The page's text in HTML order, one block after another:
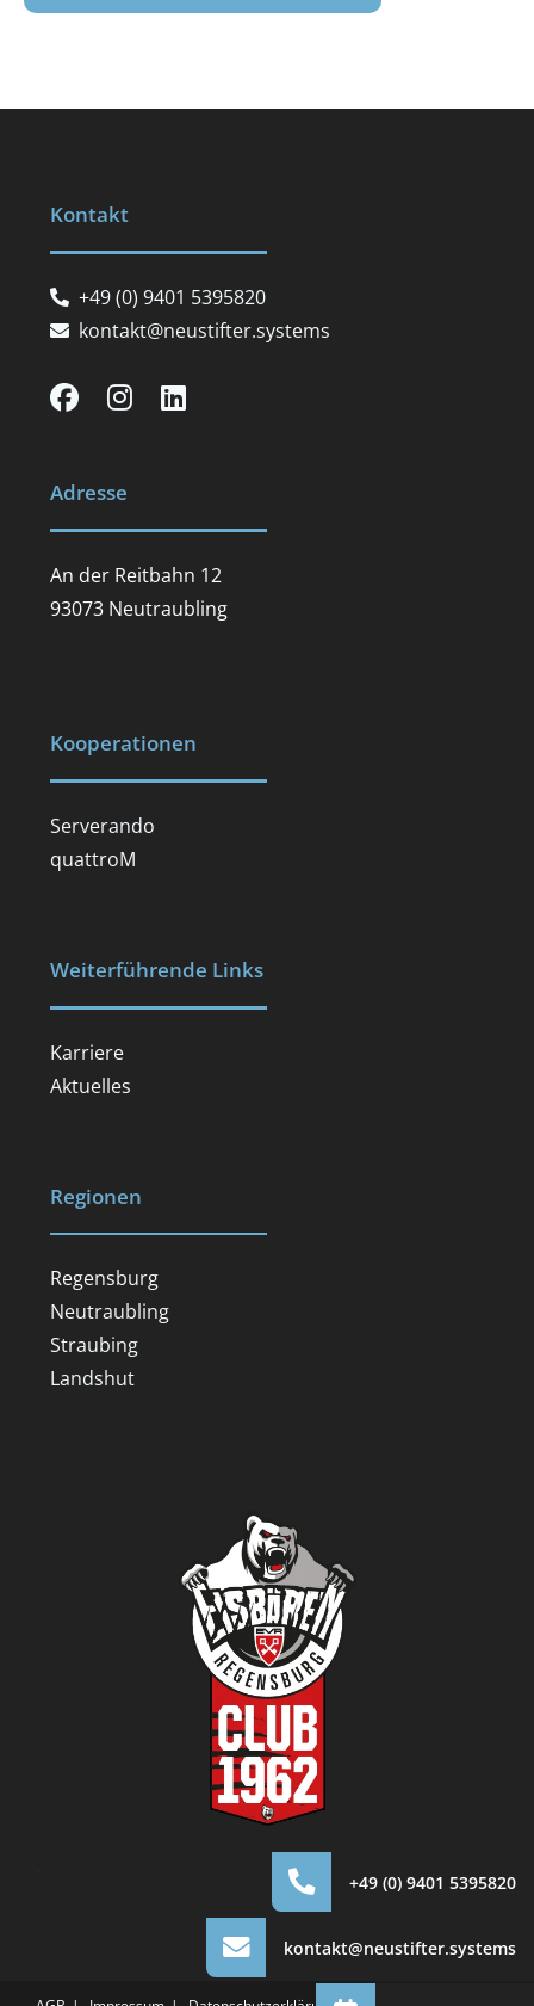
+49 (0) 9401 5395820
kontakt@neustifter.systems
Kontakt
+49 (0) 9401 5395820
kontakt@neustifter.systems
Adresse
An der Reitbahn 12
93073 Neutraubling
Kooperationen
Serverando
quattroM
Weiterführende Links
Karriere
Aktuelles
Regionen
Regensburg
Neutraubling
Straubing
Landshut